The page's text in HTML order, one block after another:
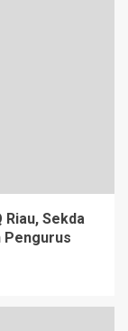
Sekda
Pengurus